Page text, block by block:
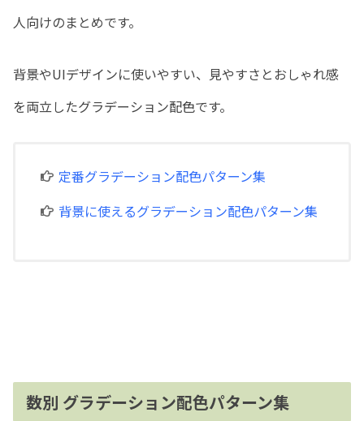
人向けのまとめです。
背景やUIデザインに使いやすい、見やすさとおしゃれ感
を両立したグラデーション配色です。
定番グラデーション配色パターン集
背景に使えるグラデーション配色パターン集
数別 グラデーション配色パターン集